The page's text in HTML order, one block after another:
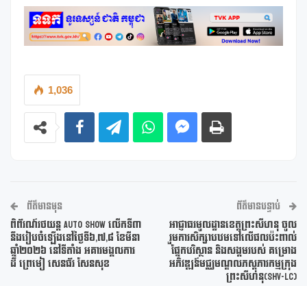
1,036
ព័ត៌មានមុន
ពិព័រណ៍រថយន្ត Auto Show លើកទី៣
នឹងរៀបចំឡើងនៅថ្ងៃទី៦,៧,៨ ខែមីនា
ឆ្នាំ២០២៦ នៅទីតាំង អគារមង្គលការ
ដឹ ព្រេមៀ សេនធ័រ សែនសុខ
ព័ត៌មានបន្ទាប់
អាជ្ញាធរមូលដ្ឋានខេត្តព្រះសីហនុ ចូល
រួមការសិក្សាបឋមទៅលើផលប៉ះពាល់
ផ្នែកបរិស្ថាន និងសង្គមរបស់ គម្រោង
អភិវឌ្ឍន៍មជ្ឈមណ្ឌលភស្តុភារកម្មក្រុង
ព្រះសីហនុ(SHV-LC)